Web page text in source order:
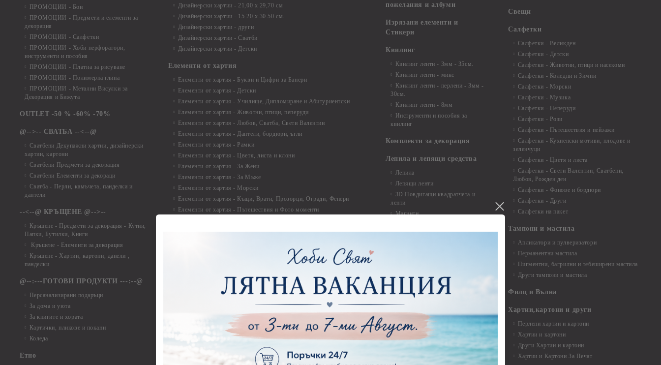
ПРОМОЦИИ - Бои
ПРОМОЦИИ - Предмети и елементи за
декорация
ПРОМОЦИИ - Салфетки
ПРОМОЦИИ - Хоби перфоратори,
инструменти и пособия
ПРОМОЦИИ - Платна за рисуване
ПРОМОЦИИ - Полимерна глина
ПРОМОЦИИ - Метални Висулки за
Декорация и Бижута
OUTLET -50 % -60% -70%
@-->-- СВАТБА --<--@
Сватбени Декупажни хартии, дизайнерски
хартии, картони
Сватбени Предмети за декорация
Сватбени Елементи за декораци
Сватба - Перли, камъчета, панделки и
дантели
--<--@ КРЪЩЕНЕ @-->--
Кръщене - Предмети за декорация - Кутии,
Папки, Бутилки, Книги
Кръщене - Елементи за декорация
Кръщене - Хартии, картони, данели ,
панделки
@--:---ГОТОВИ ПРОДУКТИ ---:--@
Персанализирани подаръци
За дома и уюта
За книгите и хората
Картички, пликове и покани
Коледа
Етно
Дизайнерски хартии - 21,00 х 29,70 см
Дизайнерски хартии - 15.20 x 30.50 см.
Дизайнерски хартии - други
Дизайнерски хартии - Сватби
Дизайнерски хартии - Детски
Елементи от хартия
Елементи от хартия - Букви и Цифри за Банери
Елементи от хартия - Детски
Елементи от хартия - Училище, Дипломиране и Абитуриентски
Елементи от хартия - Животни, птици, пеперуди
Елементи от хартия - Любов, Сватба, Свети Валентин
Елементи от хартия - Дантели, бордюри, ъгли
Елементи от хартия - Рамки
Елементи от хартия - Цветя, листа и клони
Елементи от хартия - За Жени
Елементи от хартия - За Мъже
Елементи от хартия - Морски
Елементи от хартия - Къщи, Врати, Прозорци, Огради, Фенери
Елементи от хартия - Пътешествия и Фото моменти
Елементи от хартия - Многопластови елементи
Елементи от хартия - Готови композиции
Елементи от бирен картон
Елементи от бирен картон - Декоративни рамки
Елементи от бирен картон - Надписи на български
Елементи от бирен картон - Ъгли и орнаменти
Елементи от бирен картон - Сватба
Елементи от бирен картон - Училище, Дипломиране и Завършване
Елементи от бирен картон - Бебшки и Детски елементи
пожелания и албуми
Изрязани елементи и
Стикери
Квилинг
Квилинг ленти - 3мм - 35см.
Квилинг ленти - микс
Квилинг ленти - перлени - 3мм -
30см.
Квилинг ленти - 8мм
Инструменти и пособия за
квилинг
Комплекти за декорация
Лепила и лепящи средства
Лепила
Лепящи ленти
3D Повдигащи квадратчета и
ленти
Магнити
Макраме Основи - до 6,00 см
Макраме Основи - 7,00 - 15,00 см
Макраме Основи - над 15,00 см
Опаковки
Мебелен обков и аксесоари
Дръжки
Свещи
Салфетки
Салфетки - Великден
Салфетки - Детски
Салфетки - Животни, птици и насекоми
Салфетки - Коледни и Зимни
Салфетки - Морски
Салфетки - Музика
Салфетки - Пеперуди
Салфетки - Рози
Салфетки - Пътешествия и пейзажи
Салфетки - Кухненски мотиви, плодове и
зеленчуци
Салфетки - Цветя и листа
Салфетки - Свети Валентин, Сватбени,
Любов, Рожден ден
Салфетки - Фонове и бордюри
Салфетки - Други
Салфетки на пакет
Тампони и мастила
Апликатори и пулверизатори
Перманентни мастила
Пигментни, багрилни и тебеширени мастила
Други тампони и мастила
Филц и Вълна
Хартии,картони и други
Перлени хартии и картони
Хартии и картони
Други Хартии и картони
Хартии и Картони За Печат